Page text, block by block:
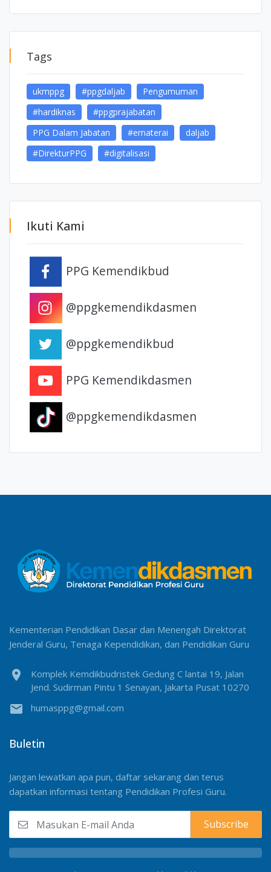
Tags
ukmppg #ppgdaljab
Pengumuman
#hardiknas
#ppgprajabatan
PPG Dalam Jabatan
#ematerai
daljab
#DirekturPPG
#digitalisasi
Ikuti Kami
PPG Kemendikbud
@ppgkemendikdasmen
@ppgkemendikbud
PPG Kemendikdasmen
@ppgkemendikdasmen
Kementerian Pendidikan Dasar dan Menengah Direktorat
Jenderal Guru, Tenaga Kependidikan, dan Pendidikan Guru
location_on
Komplek Kemdikbudristek Gedung C lantai 19, Jalan
Jend. Sudirman Pintu 1 Senayan, Jakarta Pusat 10270
email humasppg@gmail.com
Buletin
Jangan lewatkan apa pun, daftar sekarang dan terus
dapatkan informasi tentang Pendidikan Profesi Guru.